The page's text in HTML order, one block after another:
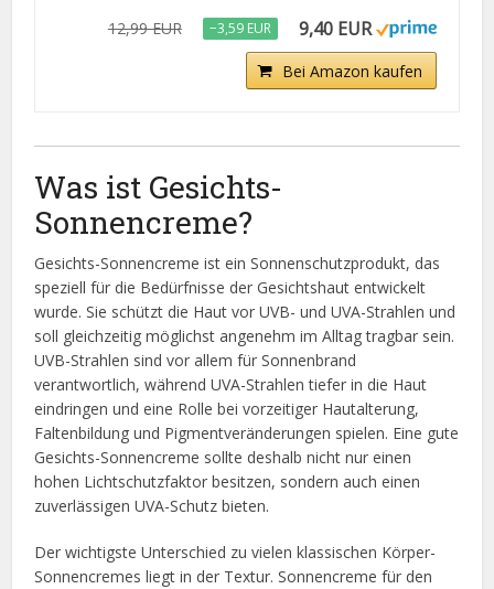
12,99 EUR −3,59 EUR 9,40 EUR
Bei Amazon kaufen
Was ist Gesichts-
Sonnencreme?
Gesichts-Sonnencreme ist ein Sonnenschutzprodukt, das
speziell für die Bedürfnisse der Gesichtshaut entwickelt
wurde. Sie schützt die Haut vor UVB- und UVA-Strahlen und
soll gleichzeitig möglichst angenehm im Alltag tragbar sein.
UVB-Strahlen sind vor allem für Sonnenbrand
verantwortlich, während UVA-Strahlen tiefer in die Haut
eindringen und eine Rolle bei vorzeitiger Hautalterung,
Faltenbildung und Pigmentveränderungen spielen. Eine gute
Gesichts-Sonnencreme sollte deshalb nicht nur einen
hohen Lichtschutzfaktor besitzen, sondern auch einen
zuverlässigen UVA-Schutz bieten.
Der wichtigste Unterschied zu vielen klassischen Körper-
Sonnencremes liegt in der Textur. Sonnencreme für den